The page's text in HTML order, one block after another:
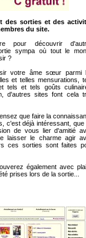
des sorties et des
du site.
pour découvrir
sympa où tout le
?
votre âme sœur parmi
et telles mensurations,
tels et tels goûts
d'autres sites font cela
que faire la
c'est déjà intéressant, que
de vous lier d'amitié
laisser le charme agir
ces sorties sont faites
également avec
prises lors de la sortie...